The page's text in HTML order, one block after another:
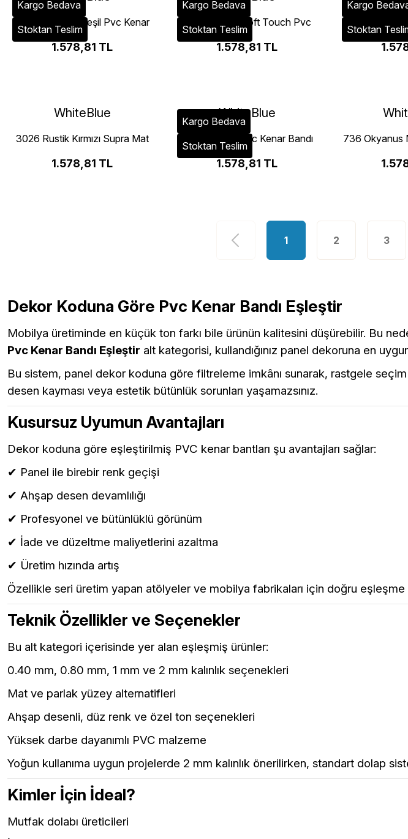
Kargo Bedava
Stoktan Teslim
3015 Makaron Yeşil Pvc Kenar
Bandı
1.578,81 TL
Kargo Bedava
Stoktan Teslim
735 Su Yeşil Soft Touch Pvc
Kenar Bandı
1.578,81 TL
Kargo
Stoktan
726 Fırtına
WhiteBlue
3026 Rustik Kırmızı Supra Mat
1.578,81 TL
Kargo Bedava
Stoktan Teslim
WhiteBlue
3029 Pasifik Pvc Kenar Bandı
1.578,81 TL
736 Okyanus
1 2 3
Dekor Koduna Göre Pvc Kenar Bandı Eşleştir
Mobilya üretiminde en küçük ton farkı bile ürünün kalitesini düşürebilir. Bu
Pvc Kenar Bandı Eşleştir alt kategorisi, kullandığınız panel dekoruna en
Bu sistem, panel dekor koduna göre filtreleme imkânı sunarak, rastgele
desen kayması veya estetik bütünlük sorunları yaşamazsınız.
Kusursuz Uyumun Avantajları
Dekor koduna göre eşleştirilmiş PVC kenar bantları şu avantajları sağlar:
✔ Panel ile birebir renk geçişi
✔ Ahşap desen devamlılığı
✔ Profesyonel ve bütünlüklü görünüm
✔ İade ve düzeltme maliyetlerini azaltma
✔ Üretim hızında artış
Özellikle seri üretim yapan atölyeler ve mobilya fabrikaları için doğru eşleşme
Teknik Özellikler ve Seçenekler
Bu alt kategori içerisinde yer alan eşleşmiş ürünler:
0.40 mm, 0.80 mm, 1 mm ve 2 mm kalınlık seçenekleri
Mat ve parlak yüzey alternatifleri
Ahşap desenli, düz renk ve özel ton seçenekleri
Yüksek darbe dayanımlı PVC malzeme
Yoğun kullanıma uygun projelerde 2 mm kalınlık önerilirken, standart dolap
Kimler İçin İdeal?
Mutfak dolabı üreticileri